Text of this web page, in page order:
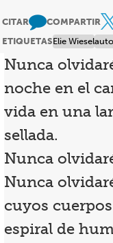
CITAR COMPARTIR
ETIQUETASElie Wiesel
Nunca
noche en el
vida en una
sellada.
Nunca
Nunca
cuyos
espiral de